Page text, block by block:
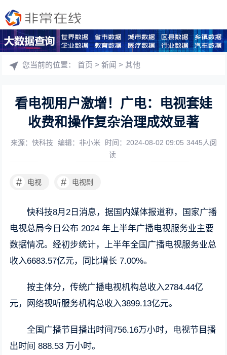
您当前的位置：首页 >新闻 >其他
看电视用户激增！广电：电视套娃
收费和操作复杂治理成效显著
来源：快科技 编辑：非小米 时间：2024-08-02 09:05 3445人阅
读
# 电视 # 电视剧
快科技8月2日消息，据国内媒体报道称，国家广播
电视总局今日公布 2024 年上半年广播电视服务业主要
数据情况。经初步统计，上半年全国广播电视服务业总
收入6683.57亿元，同比增长 7.00%。
按主体分，传统广播电视机构总收入2784.44亿
元，网络视听服务机构总收入3899.13亿元。
全国广播节目播出时间756.16万小时，电视节目播
出时间 888.53 万小时。